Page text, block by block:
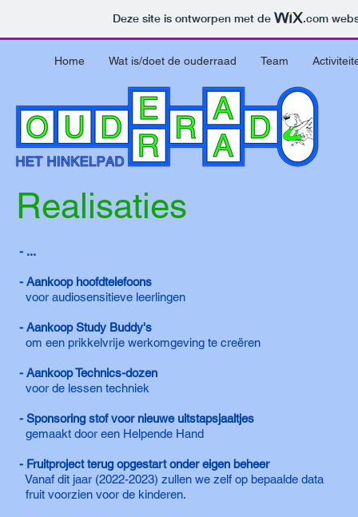
Deze site is ontworpen met de .com
Home Wat is/doet de ouderraad Team
Realisaties
- ...
- Aankoop hoofdtelefoons
voor audiosensitieve leerlingen
- Aankoop Study Buddy's
om een prikkelvrije werkomgeving te creëren
- Aankoop Technics-dozen
voor de lessen techniek
- Sponsoring stof voor nieuwe uitstapsjaaltjes
gemaakt door een Helpende Hand
- Fruitproject terug opgestart onder eigen beheer
Vanaf dit jaar (2022-2023) zullen we zelf op bepaalde data
fruit voorzien voor de kinderen.